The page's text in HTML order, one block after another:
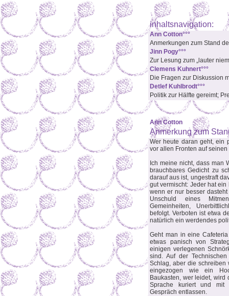
inhaltsnavigation:
Ann Cotton°°°
Anmerkungen zum Stand
Jinn Pogy°°°
Zur Lesung zum „lauter
Clemens Kuhnert°°°
Die Fragen zur Diskussion
Detlef Kuhlbrodt°°°
Politik zur Hälfte gereimt;
Ann Cotton
Anmerkung zum
Wer heute daran geht, ein
vor allen Fronten auf
Ich meine nicht, dass man
brauchbares Gedicht zu
darauf aus ist, ungestraft
gut vermischt: Jeder hat
wenn er nur besser
Unschuld eines
Gemeinheiten,
befolgt. Verboten ist etwa
natürlich ein werdendes
Geht man in eine
etwas panisch von
einigen verlegenen
sind. Auf der
Schlag, aber die schreiben
eingezogen wie ein
Baukasten, wer leidet,
Sprache kuriert und mit
Gespräch entlassen.